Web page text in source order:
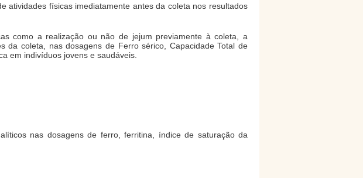
atividades físicas imediatamente antes da coleta nos resultados
como a realização ou não de jejum previamente à coleta, a
da coleta, nas dosagens de Ferro sérico, Capacidade Total de
em indivíduos jovens e saudáveis.
nas dosagens de ferro, ferritina, índice de saturação da